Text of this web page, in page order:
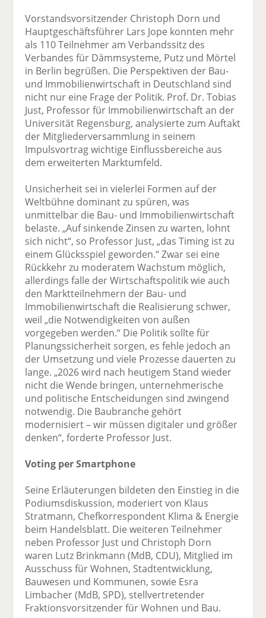
Vorstandsvorsitzender Christoph Dorn und
Hauptgeschäftsführer Lars Jope konnten mehr
als 110 Teilnehmer am Verbandssitz des
Verbandes für Dämmsysteme, Putz und Mörtel
in Berlin begrüßen. Die Perspektiven der Bau-
und Immobilienwirtschaft in Deutschland sind
nicht nur eine Frage der Politik. Prof. Dr. Tobias
Just, Professor für Immobilienwirtschaft an der
Universität Regensburg, analysierte zum Auftakt
der Mitgliederversammlung in seinem
Impulsvortrag wichtige Einflussbereiche aus
dem erweiterten Marktumfeld.
Unsicherheit sei in vielerlei Formen auf der
Weltbühne dominant zu spüren, was
unmittelbar die Bau- und Immobilienwirtschaft
belaste. „Auf sinkende Zinsen zu warten, lohnt
sich nicht“, so Professor Just, „das Timing ist zu
einem Glücksspiel geworden.“ Zwar sei eine
Rückkehr zu moderatem Wachstum möglich,
allerdings falle der Wirtschaftspolitik wie auch
den Marktteilnehmern der Bau- und
Immobilienwirtschaft die Realisierung schwer,
weil „die Notwendigkeiten von außen
vorgegeben werden.“ Die Politik sollte für
Planungssicherheit sorgen, es fehle jedoch an
der Umsetzung und viele Prozesse dauerten zu
lange. „2026 wird nach heutigem Stand wieder
nicht die Wende bringen, unternehmerische
und politische Entscheidungen sind zwingend
notwendig. Die Baubranche gehört
modernisiert – wir müssen digitaler und größer
denken“, forderte Professor Just.
Voting per Smartphone
Seine Erläuterungen bildeten den Einstieg in die
Podiumsdiskussion, moderiert von Klaus
Stratmann, Chefkorrespondent Klima & Energie
beim Handelsblatt. Die weiteren Teilnehmer
neben Professor Just und Christoph Dorn
waren Lutz Brinkmann (MdB, CDU), Mitglied im
Ausschuss für Wohnen, Stadtentwicklung,
Bauwesen und Kommunen, sowie Esra
Limbacher (MdB, SPD), stellvertretender
Fraktionsvorsitzender für Wohnen und Bau.